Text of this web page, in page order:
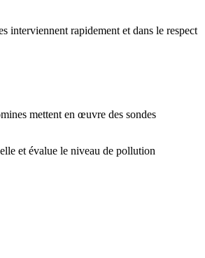
interviennent rapidement et dans le respect
mettent en œuvre des sondes
et évalue le niveau de pollution